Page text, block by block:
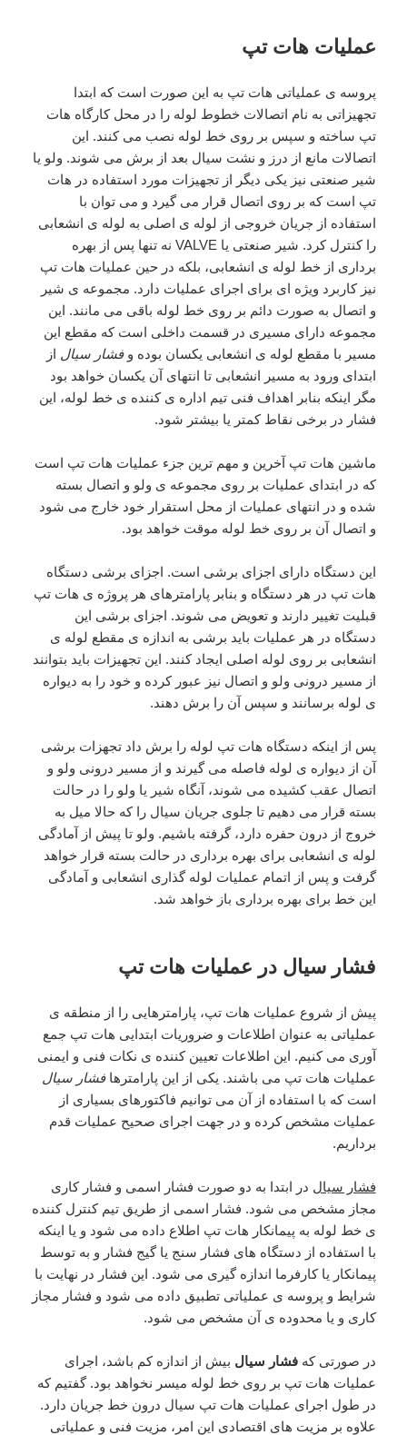
عملیات هات تپ
پروسه ی عملیاتی هات تپ به این صورت است که ابتدا
تجهیزاتی به نام اتصالات خطوط لوله را در محل کارگاه هات
تپ ساخته و سپس بر روی خط لوله نصب می کنند. این
اتصالات مانع از درز و نشت سیال بعد از برش می شوند. ولو یا
شیر صنعتی نیز یکی دیگر از تجهیزات مورد استفاده در هات
تپ است که بر روی اتصال قرار می گیرد و می توان با
استفاده از جریان خروجی از لوله ی اصلی به لوله ی انشعابی
را کنترل کرد. شیر صنعتی یا VALVE نه تنها پس از بهره
برداری از خط لوله ی انشعابی، بلکه در حین عملیات هات تپ
نیز کاربرد ویژه ای برای اجرای عملیات دارد. مجموعه ی شیر
و اتصال به صورت دائم بر روی خط لوله باقی می مانند. این
مجموعه دارای مسیری در قسمت داخلی است که مقطع این
مسیر با مقطع لوله ی انشعابی یکسان بوده وفشار سیال از
ابتدای ورود به مسیر انشعابی تا انتهای آن یکسان خواهد بود
مگر اینکه بنابر اهداف فنی تیم اداره ی کننده ی خط لوله، این
فشار در برخی نقاط کمتر یا بیشتر شود.
ماشین هات تپ آخرین و مهم ترین جزء عملیات هات تپ است
که در ابتدای عملیات بر روی مجموعه ی ولو و اتصال بسته
شده و در انتهای عملیات از محل استقرار خود خارج می شود
و اتصال آن بر روی خط لوله موقت خواهد بود.
این دستگاه دارای اجزای برشی است. اجزای برشی دستگاه
هات تپ در هر دستگاه و بنابر پارامترهای هر پروژه ی هات تپ
قبلیت تغییر دارند و تعویض می شوند. اجزای برشی این
دستگاه در هر عملیات باید برشی به اندازه ی مقطع لوله ی
انشعابی بر روی لوله اصلی ایجاد کنند. این تجهیزات باید بتوانند
از مسیر درونی ولو و اتصال نیز عبور کرده و خود را به دیواره
ی لوله برسانند و سپس آن را برش دهند.
پس از اینکه دستگاه هات تپ لوله را برش داد تجهزات برشی
آن از دیواره ی لوله فاصله می گیرند و از مسیر درونی ولو و
اتصال عقب کشیده می شوند، آنگاه شیر یا ولو را در حالت
بسته قرار می دهیم تا جلوی جریان سیال را که حالا میل به
خروج از درون حفره دارد، گرفته باشیم. ولو تا پیش از آمادگی
لوله ی انشعابی برای بهره برداری در حالت بسته قرار خواهد
گرفت و پس از اتمام عملیات لوله گذاری انشعابی و آمادگی
این خط برای بهره برداری باز خواهد شد.
فشار سیال در عملیات هات تپ
پیش از شروع عملیات هات تپ، پارامترهایی را از منطقه ی
عملیاتی به عنوان اطلاعات و ضروریات ابتدایی هات تپ جمع
آوری می کنیم. این اطلاعات تعیین کننده ی نکات فنی و ایمنی
عملیات هات تپ می باشند. یکی از این پارامترهافشار سیال
است که با استفاده از آن می توانیم فاکتورهای بسیاری از
عملیات مشخص کرده و در جهت اجرای صحیح عملیات قدم
برداریم.
فشار سیال در ابتدا به دو صورت فشار اسمی و فشار کاری
مجاز مشخص می شود. فشار اسمی از طریق تیم کنترل کننده
ی خط لوله به پیمانکار هات تپ اطلاع داده می شود و یا اینکه
با استفاده از دستگاه های فشار سنج یا گیج فشار و به توسط
پیمانکار یا کارفرما اندازه گیری می شود. این فشار در نهایت با
شرایط و پروسه ی عملیاتی تطبیق داده می شود و فشار مجاز
کاری و یا محدوده ی آن مشخص می شود.
در صورتی کهفشار سیال بیش از اندازه کم باشد، اجرای
عملیات هات تپ بر روی خط لوله میسر نخواهد بود. گفتیم که
در طول اجرای عملیات هات تپ سیال درون خط جریان دارد.
علاوه بر مزیت های اقتصادی این امر، مزیت فنی و عملیاتی